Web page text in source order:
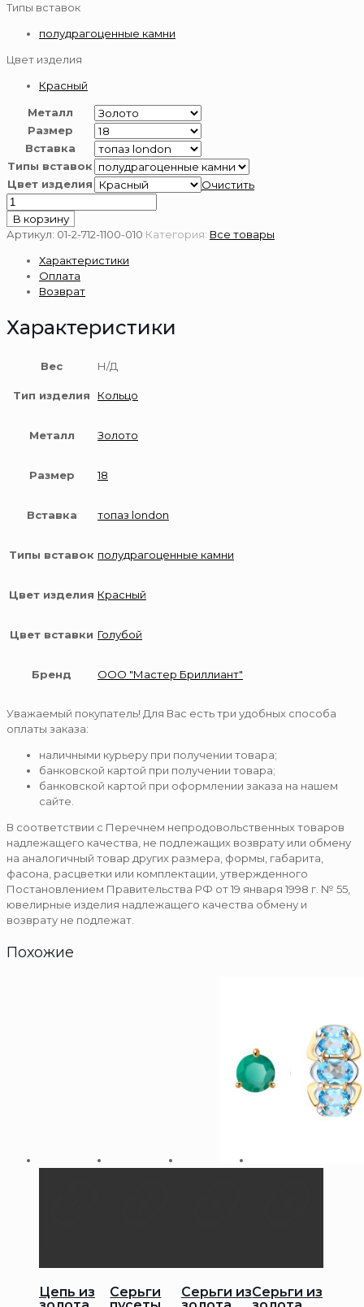
Типы вставок
полудрагоценные камни
Цвет изделия
Красный
Металл
Размер
Вставка
Типы вставок
Цвет изделия
Очистить
Количество
товара
Золотое
пробы
В корзину
Артикул: 01-2-712-1100-010 Категория: Все товары
Характеристики
Оплата
Возврат
Характеристики
Вес Н/Д
Тип изделия Кольцо
Металл Золото
Размер 18
Вставка топаз london
Типы вставок полудрагоценные камни
Цвет изделия Красный
Цвет вставки Голубой
Бренд ООО "Мастер Бриллиант"
Уважаемый покупатель! Для Вас есть три удобных способа
оплаты заказа:
наличными курьеру при получении товара;
банковской картой при получении товара;
банковской картой при оформлении заказа на нашем
сайте.
В соответствии с Перечнем непродовольственных товаров
надлежащего качества, не подлежащих возврату или обмену
на аналогичный товар других размера, формы, габарита,
фасона, расцветки или комплектации, утвержденного
Постановлением Правительства РФ от 19 января 1998 г. № 55,
ювелирные изделия надлежащего качества обмену и
возврату не подлежат.
Похожие
Цепь из
Серьги
Серьги изСерьги из